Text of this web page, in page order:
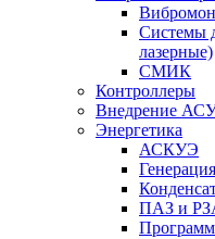
Системы
лазерные)
СМИК
Контроллеры
Внедрение
Энергетика
АСКУЭ
Генерация
ПАЗ и